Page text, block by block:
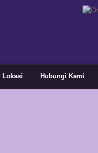
Lokasi Hubungi Kami